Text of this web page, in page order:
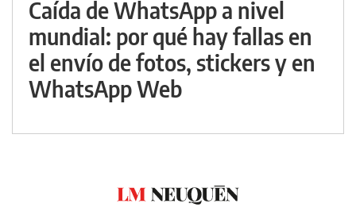
Caída de WhatsApp a nivel
mundial: por qué hay fallas en
el envío de fotos, stickers y en
WhatsApp Web